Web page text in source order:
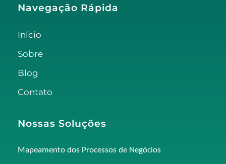
Navegação Rápida
Início
Sobre
Blog
Contato
Nossas Soluções
Mapeamento dos Processos de Negócios